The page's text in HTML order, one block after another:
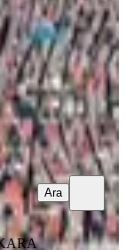
Ara